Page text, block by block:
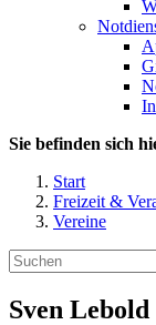
Sie befinden sich
Start
Freizeit &
Vereine
Sven Lebold